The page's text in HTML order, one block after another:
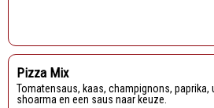
Pizza Mix
Tomatensaus, kaas, champignons, paprika, uien, kalfsdoner,
shoarma en een saus naar keuze.